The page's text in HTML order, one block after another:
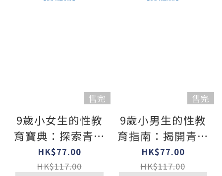
售完
9歲小女生的性教
育寶典：探索青春
期の23個關鍵【身
體篇】
HK$77.00
HK$117.00
售完
9歲小男生的性教
育指南：揭開青春
期の20個祕密【身
體篇】
HK$77.00
HK$117.00